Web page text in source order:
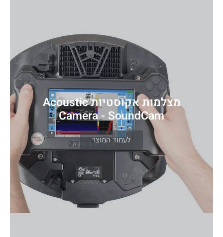
מצלמות אקוסטיות Acoustic
Camera - SoundCam
לעמוד המוצר